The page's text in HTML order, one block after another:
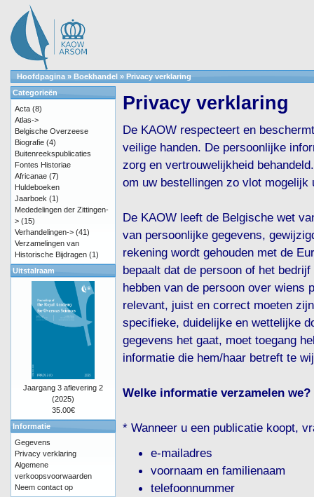
Hoofdpagina » Boekhandel » Privacy verklaring
Privacy verklaring
De KAOW respecteert en
veilige handen. De persoonlijke
zorg en vertrouwelijkheid
om uw bestellingen zo vlot mogelijk
De KAOW leeft de Belgische wet
van persoonlijke gegevens,
rekening wordt gehouden met de
bepaalt dat de persoon of het
hebben van de persoon over wiens
relevant, juist en correct moeten
specifieke, duidelijke en wettelijke
gegevens het gaat, moet toegang
informatie die hem/haar betreft te
Welke informatie verzamelen
* Wanneer u een publicatie koopt,
e-mailadres
voornaam en familienaam
telefoonnummer
Categorieën
Acta (8)
Atlas->
Belgische Overzeese
Biografie (4)
Buitenreekspublicaties
Fontes Historiae
Africanae (7)
Huldeboeken
Jaarboek (1)
Mededelingen der Zittingen-
> (15)
Verhandelingen-> (41)
Verzamelingen van
Historische Bijdragen (1)
Uitstalraam
Jaargang 3 aflevering 2
(2025)
35.00€
Informatie
Gegevens
Privacy verklaring
Algemene
verkoopsvoorwaarden
Neem contact op